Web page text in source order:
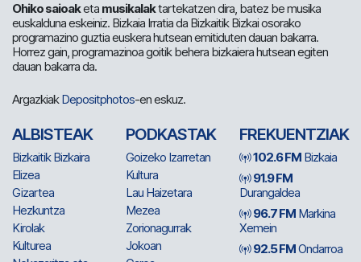
Ohiko saioaketa musikalaktartekatzen dira, batez be musika
euskalduna eskeiniz. Bizkaia Irratia da Bizkaitik Bizkai osorako
programazino guztia euskera hutsean emitiduten dauan bakarra.
Horrez gain, programazinoa goitik behera bizkaiera hutsean egiten
dauan bakarra da.
ArgazkiakDepositphotos-en eskuz.
ALBISTEAK
Bizkaitik Bizkaira
Elizea
Gizartea
Hezkuntza
Kirolak
Kulturea
PODKASTAK
Goizeko Izarretan
Kultura
Lau Haizetara
Mezea
Zorionagurrak
Jokoan
FREKUENTZIAK
102.6 FM Bizkaia
91.9 FM
Durangaldea
96.7 FM Markina
Xemein
92.5 FMOndarroa